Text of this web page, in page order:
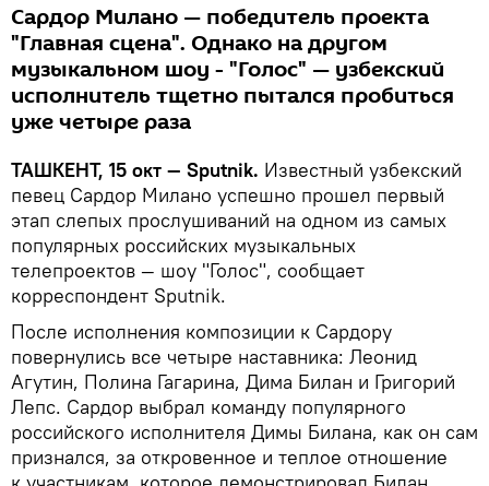
Сардор Милано — победитель проекта
"Главная сцена". Однако на другом
музыкальном шоу - "Голос" — узбекский
исполнитель тщетно пытался пробиться
уже четыре раза
ТАШКЕНТ, 15 окт — Sputnik. Известный узбекский
певец Сардор Милано успешно прошел первый
этап слепых прослушиваний на одном из самых
популярных российских музыкальных
телепроектов — шоу "Голос", сообщает
корреспондент Sputnik.
После исполнения композиции к Сардору
повернулись все четыре наставника: Леонид
Агутин, Полина Гагарина, Дима Билан и Григорий
Лепс. Сардор выбрал команду популярного
российского исполнителя Димы Билана, как он сам
признался, за откровенное и теплое отношение